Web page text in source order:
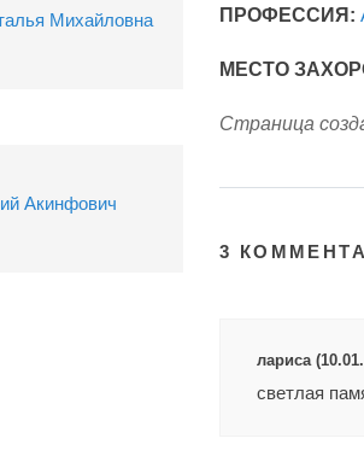
Михайловна
Акинфович
ПРОФЕССИЯ:
МЕСТО
Страница
3
лариса
светлая